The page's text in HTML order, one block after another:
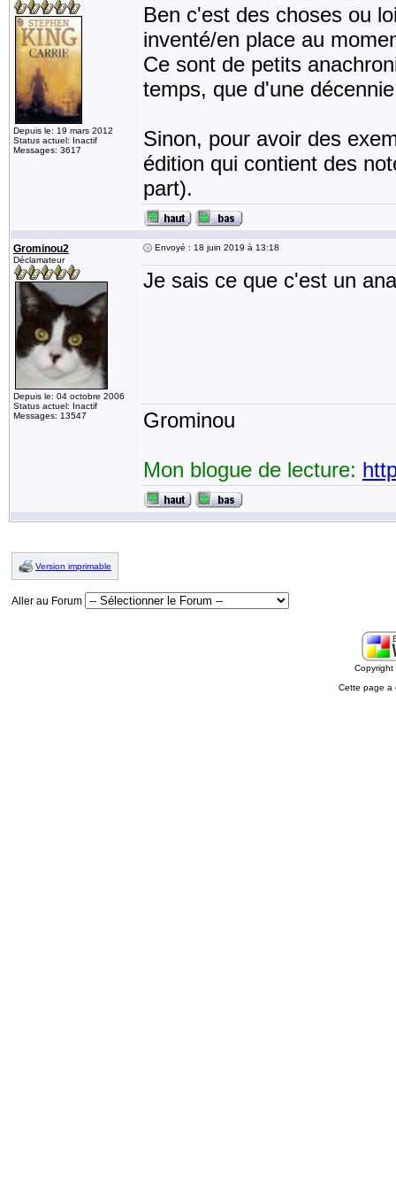
Depuis le: 19 mars 2012
Status actuel: Inactif
Messages: 3617
Ben c'est des choses ou
inventé/en place au
Ce sont de petits
temps, que d'une
Sinon, pour avoir des
édition qui contient des
part).
Grominou2
Déclamateur
Depuis le: 04 octobre 2006
Status actuel: Inactif
Messages: 13547
Envoyé : 18 juin 2019 à 13:18
Je sais ce que c'est un
Grominou
Mon blogue de lecture:
Version imprimable
Aller au Forum
Cette page a